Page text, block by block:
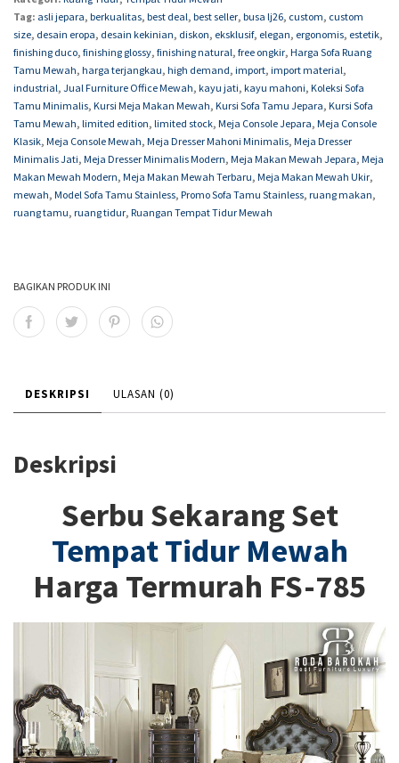
Tag: asli jepara, berkualitas, best deal, best seller, busa lj26, custom, custom
size, desain eropa, desain kekinian, diskon, eksklusif, elegan, ergonomis, estetik,
finishing duco, finishing glossy, finishing natural, free ongkir, Harga Sofa Ruang
Tamu Mewah, harga terjangkau, high demand, import, import material,
industrial, Jual Furniture Office Mewah, kayu jati, kayu mahoni, Koleksi Sofa
Tamu Minimalis, Kursi Meja Makan Mewah, Kursi Sofa Tamu Jepara, Kursi Sofa
Tamu Mewah, limited edition, limited stock, Meja Console Jepara, Meja Console
Klasik, Meja Console Mewah, Meja Dresser Mahoni Minimalis, Meja Dresser
Minimalis Jati, Meja Dresser Minimalis Modern, Meja Makan Mewah Jepara, Meja
Makan Mewah Modern, Meja Makan Mewah Terbaru, Meja Makan Mewah Ukir,
mewah, Model Sofa Tamu Stainless, Promo Sofa Tamu Stainless, ruang makan,
ruang tamu, ruang tidur, Ruangan Tempat Tidur Mewah
BAGIKAN PRODUK INI
DESKRIPSI ULASAN (0)
Deskripsi
Serbu Sekarang Set
Tempat Tidur Mewah
Harga Termurah FS-785